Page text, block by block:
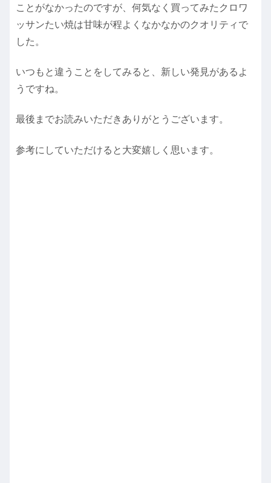
ことがなかったのですが、何気なく買ってみたクロワ
ッサンたい焼は甘味が程よくなかなかのクオリティで
した。
いつもと違うことをしてみると、新しい発見があるよ
うですね。
最後までお読みいただきありがとうございます。
参考にしていただけると大変嬉しく思います。